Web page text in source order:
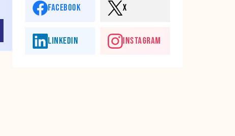
FACEBOOK X
LINKEDIN INSTAGRAM